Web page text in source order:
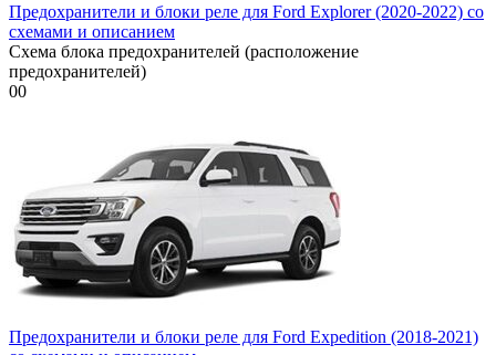
Предохранители и блоки реле для Ford Explorer (2020-2022) со
схемами и описанием
Схема блока предохранителей (расположение
предохранителей)
00
Предохранители и блоки реле для Ford Expedition (2018-2021)